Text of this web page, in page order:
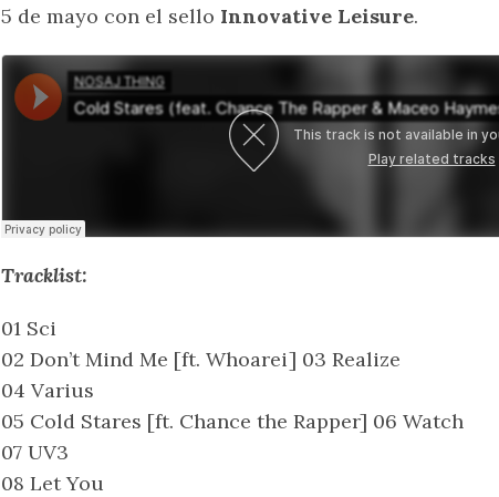
5 de mayo con el sello Innovative Leisure.
Tracklist:
01 Sci
02 Don’t Mind Me [ft. Whoarei] 03 Realize
04 Varius
05 Cold Stares [ft. Chance the Rapper] 06 Watch
07 UV3
08 Let You